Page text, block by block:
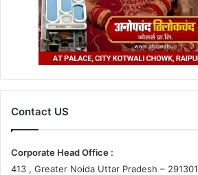
Contact US
Corporate Head Office :
413 , Greater Noida Uttar Pradesh – 291301